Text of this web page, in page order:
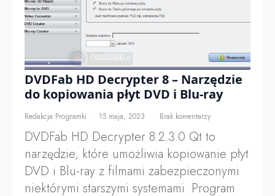
DVDFab HD Decrypter 8 – Narzędzie
do kopiowania płyt DVD i Blu-ray
Redakcja Programki 15 maja, 2023 Brak komentarzy
DVDFab HD Decrypter 8.2.3.0 Qt to
narzędzie, które umożliwia kopiowanie płyt
DVD i Blu-ray z filmami zabezpieczonymi
niektórymi starszymi systemami. Program